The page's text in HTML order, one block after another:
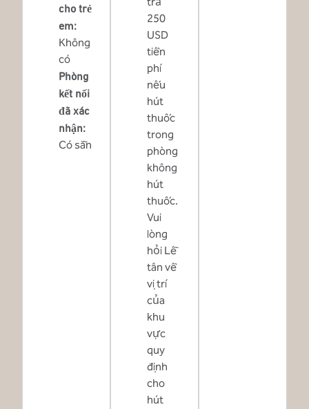
cho trẻ
em:
Không
có
Phòng
kết nối
đã xác
nhận:
Có sẵn
250
USD
tiền
phí
nếu
hút
thuốc
trong
phòng
không
hút
thuốc.
Vui
lòng
hỏi Lễ
tân về
vị trí
của
khu
vực
quy
định
cho
hút